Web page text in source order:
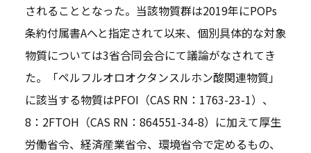
されることとなった。当該物質群は2019年にPOPs
条約付属書Aへと指定されて以来、個別具体的な対象
物質については3省合同会合にて議論がなされてき
た。「ペルフルオロオクタンスルホン酸関連物質」
に該当する物質はPFOI（CAS RN：1763-23-1）、
8：2FTOH（CAS RN：864551-34-8）に加えて厚生
労働省令、経済産業省令、環境省令で定めるもの、